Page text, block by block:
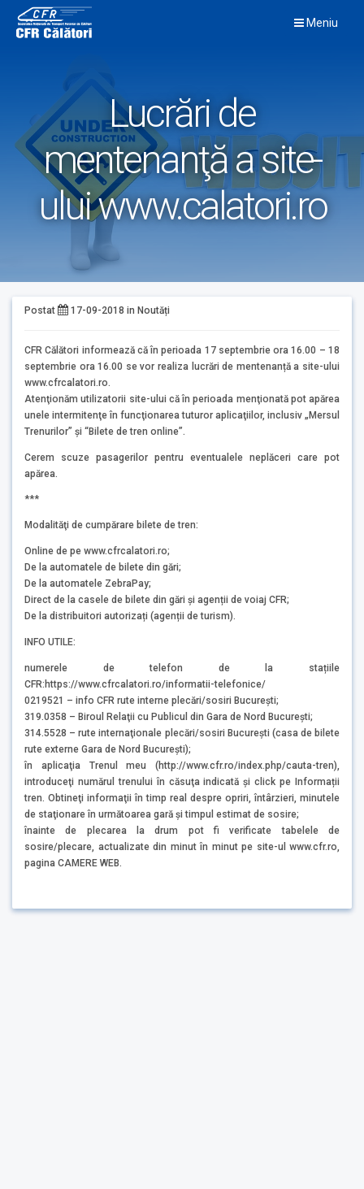
content
Meniu
Lucrări de
mentenanţă a site-
ului www.calatori.ro
Postat 17-09-2018 in Noutăți
CFR Călători informează că în perioada 17 septembrie ora 16.00 – 18
septembrie ora 16.00 se vor realiza lucrări de mentenanță a site-ului
www.cfrcalatori.ro.
Atenţionăm utilizatorii site-ului că în perioada menţionată pot apărea
unele intermitenţe în funcţionarea tuturor aplicaţiilor, inclusiv „Mersul
Trenurilor” şi “Bilete de tren online”.
Cerem scuze pasagerilor pentru eventualele neplăceri care pot
apărea.
***
Modalităţi de cumpărare bilete de tren:
Online de pe www.cfrcalatori.ro;
De la automatele de bilete din gări;
De la automatele ZebraPay;
Direct de la casele de bilete din gări și agenții de voiaj CFR;
De la distribuitori autorizați (agenții de turism).
INFO UTILE:
numerele de telefon de la stațiile
CFR:https://www.cfrcalatori.ro/informatii-telefonice/
0219521 – info CFR rute interne plecări/sosiri București;
319.0358 – Biroul Relaţii cu Publicul din Gara de Nord Bucureşti;
314.5528 – rute internaţionale plecări/sosiri București (casa de bilete
rute externe Gara de Nord Bucureşti);
în aplicaţia Trenul meu (http://www.cfr.ro/index.php/cauta-tren),
introduceţi numărul trenului în căsuţa indicată şi click pe Informații
tren. Obtineţi informaţii în timp real despre opriri, întârzieri, minutele
de staţionare în următoarea gară şi timpul estimat de sosire;
înainte de plecarea la drum pot fi verificate tabelele de
sosire/plecare, actualizate din minut în minut pe site-ul www.cfr.ro,
pagina CAMERE WEB.